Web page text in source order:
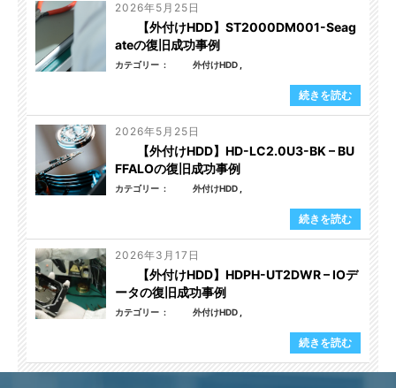
2026年5月25日
【外付けHDD】ST2000DM001-Seag
ateの復旧成功事例
カテゴリー 外付けHDD
続きを読む
2026年5月25日
【外付けHDD】HD-LC2.0U3-BK – BU
FFALOの復旧成功事例
カテゴリー 外付けHDD
続きを読む
2026年3月17日
【外付けHDD】HDPH-UT2DWR – IOデ
ータの復旧成功事例
カテゴリー 外付けHDD
続きを読む